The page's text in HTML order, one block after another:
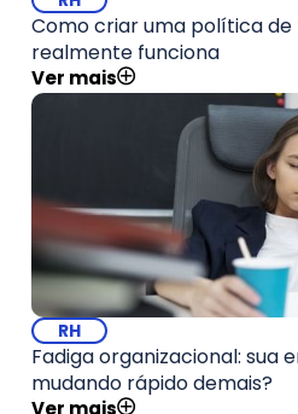
Como criar uma política
realmente funciona
Ver mais
RH
Fadiga organizacional: sua
mudando rápido demais?
Ver mais